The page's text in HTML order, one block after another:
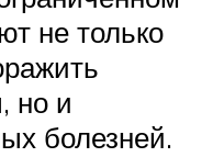
не только
но и
болезней.